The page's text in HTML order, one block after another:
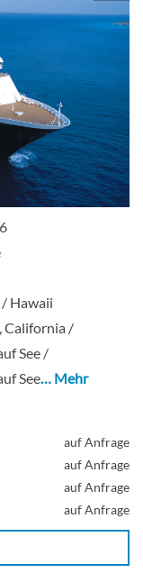
/ Hawaii
California /
See /
See… Mehr
auf Anfrage
auf Anfrage
auf Anfrage
auf Anfrage